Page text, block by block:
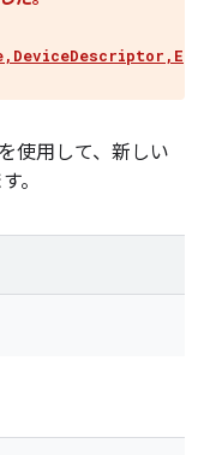
使用して、新しい
。